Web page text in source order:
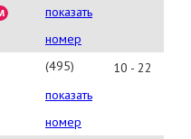
911-
7202
показать
номер
(495)
947-
4052
показать
номер
10 - 22